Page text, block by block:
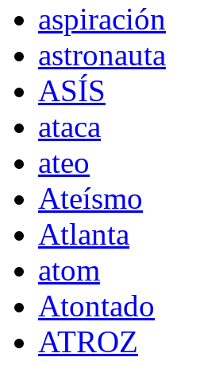
aspiración
astronauta
ASÍS
ataca
ateo
Ateísmo
Atlanta
atom
Atontado
ATROZ